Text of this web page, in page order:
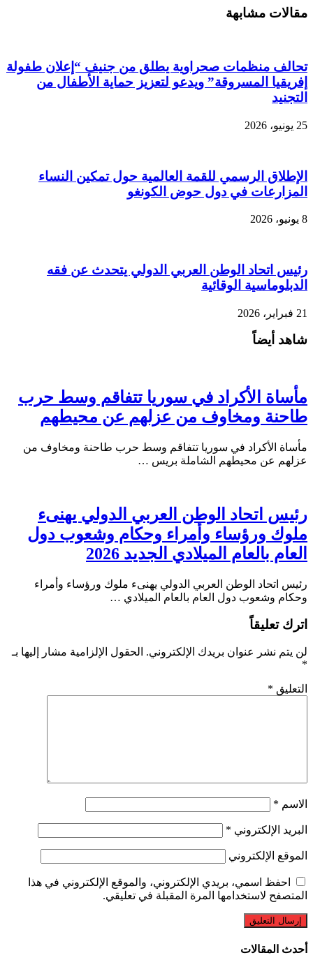
مقالات مشابهة
تحالف منظمات صحراوية يطلق من جنيف “إعلان طفولة
إفريقيا المسروقة” ويدعو لتعزيز حماية الأطفال من
التجنيد
25 يونيو، 2026
الإطلاق الرسمي للقمة العالمية حول تمكين النساء
المزارعات في دول حوض الكونغو
8 يونيو، 2026
رئيس اتحاد الوطن العربي الدولي يتحدث عن فقه
الدبلوماسية الوقائية
21 فبراير، 2026
شاهد أيضاً
مأساة الأكراد في سوريا تتفاقم وسط حرب
طاحنة ومخاوف من عزلهم عن محيطهم
مأساة الأكراد في سوريا تتفاقم وسط حرب طاحنة ومخاوف من
عزلهم عن محيطهم الشاملة بريس …
رئيس اتحاد الوطن العربي الدولي يهنىء
ملوك ورؤساء وأمراء وحكام وشعوب دول
العام بالعام الميلادي الجديد 2026
رئيس اتحاد الوطن العربي الدولي يهنىء ملوك ورؤساء وأمراء
وحكام وشعوب دول العام بالعام الميلادي …
اترك تعليقاً
لن يتم نشر عنوان بريدك الإلكتروني. الحقول الإلزامية مشار إليها بـ
*
التعليق *
الاسم *
البريد الإلكتروني *
الموقع الإلكتروني
احفظ اسمي، بريدي الإلكتروني، والموقع الإلكتروني في هذا
المتصفح لاستخدامها المرة المقبلة في تعليقي.
أحدث المقالات